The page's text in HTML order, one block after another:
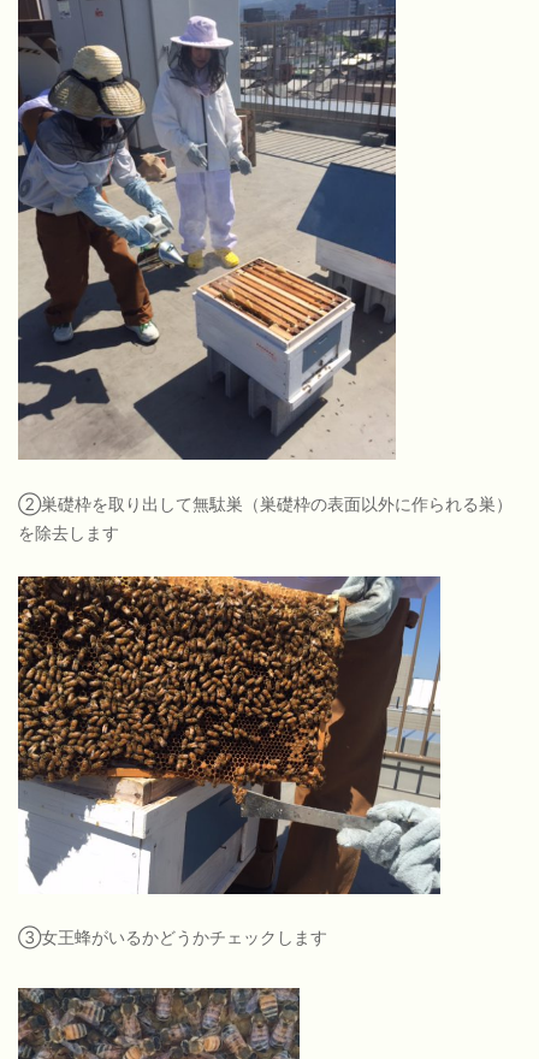
②巣礎枠を取り出して無駄巣（巣礎枠の表面以外に作られる巣）
を除去します
③女王蜂がいるかどうかチェックします